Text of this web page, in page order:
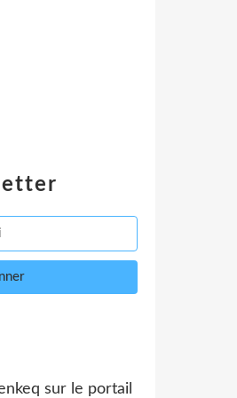
sur le portail